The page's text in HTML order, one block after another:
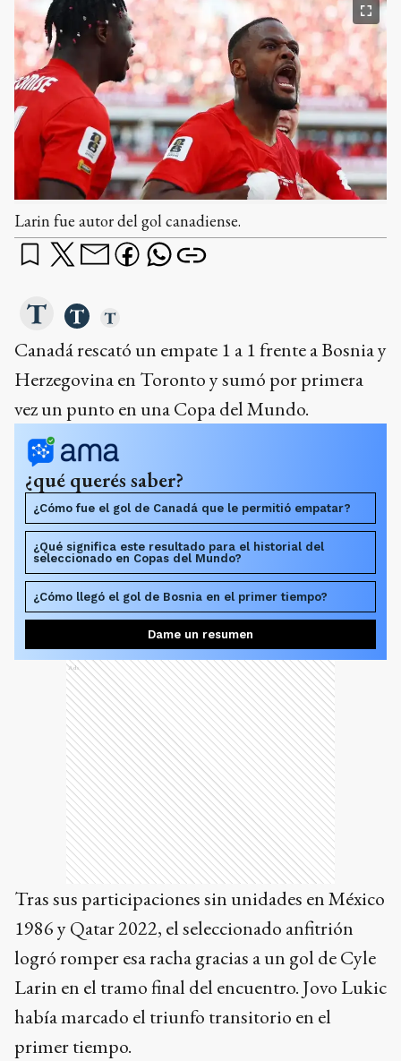
Larin fue autor del gol canadiense.
Canadá rescató un empate 1 a 1 frente a Bosnia y
Herzegovina en Toronto y sumó por primera
vez un punto en una Copa del Mundo.
¿qué querés saber?
¿Cómo fue el gol de Canadá que le permitió empatar?
¿Qué significa este resultado para el historial del
seleccionado en Copas del Mundo?
¿Cómo llegó el gol de Bosnia en el primer tiempo?
Dame un resumen
Ads
Tras sus participaciones sin unidades en México
1986 y Qatar 2022, el seleccionado anfitrión
logró romper esa racha gracias a un gol de Cyle
Larin en el tramo final del encuentro. Jovo Lukic
había marcado el triunfo transitorio en el
primer tiempo.